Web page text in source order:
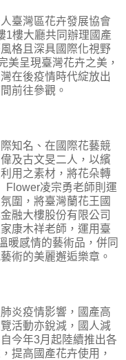
臺灣區花卉發展協會
1樓大廳共同辦理國產
格且深具國際化視野
美呈現臺灣花卉之美，
在後疫情時代綻放出
前往參觀。
知名、在國際花藝競
及古文旻二人，以繽
用之素材，將花朵轉
凌宗勇老師則運
圍，將臺灣蘭花王國
融大樓股份有限公司
康木祥老師，運用臺
暖感情的藝術品，併同
術的美麗邂逅樂章。
炎疫情影響，國產高
活動亦銳減，國人減
今年3月起陸續推出各
提高國產花卉使用，